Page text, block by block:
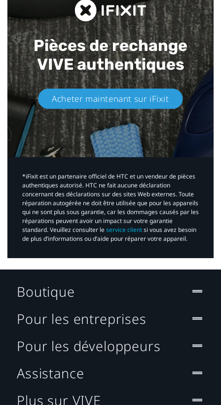
Pièces de rechange
VIVE authentiques​
Acheter maintenant sur iFixit​
*iFixit est un partenaire officiel de HTC et un vendeur de pièces
authentiques autorisé. HTC ne fait aucune déclaration
concernant des déclarations sur des sites Web externes. Toute
réparation autogérée ne doit être utilisée que pour les appareils
qui ne sont plus sous garantie, car les dommages causés par les
réparations peuvent avoir un impact sur votre garantie
standard. Veuillez consulter leservice clientsi vous avez besoin
de plus d’informations ou d’aide pour réparer votre appareil.​
Boutique
Pour les entreprises
Pour les développeurs
Assistance
Plus sur VIVE